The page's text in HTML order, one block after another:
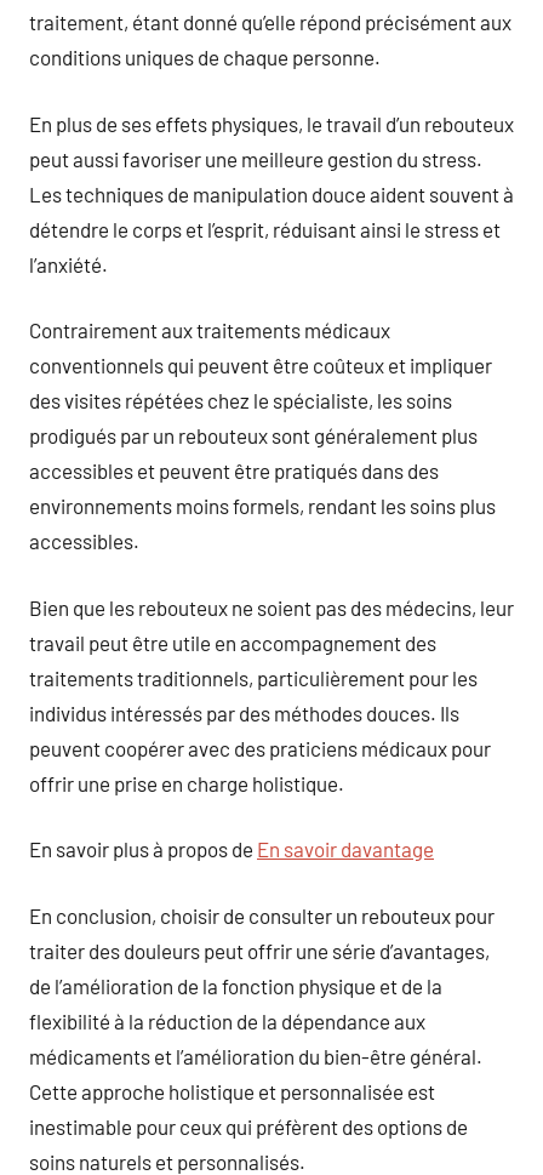
traitement, étant donné qu’elle répond précisément aux
conditions uniques de chaque personne.
En plus de ses effets physiques, le travail d’un rebouteux
peut aussi favoriser une meilleure gestion du stress.
Les techniques de manipulation douce aident souvent à
détendre le corps et l’esprit, réduisant ainsi le stress et
l’anxiété.
Contrairement aux traitements médicaux
conventionnels qui peuvent être coûteux et impliquer
des visites répétées chez le spécialiste, les soins
prodigués par un rebouteux sont généralement plus
accessibles et peuvent être pratiqués dans des
environnements moins formels, rendant les soins plus
accessibles.
Bien que les rebouteux ne soient pas des médecins, leur
travail peut être utile en accompagnement des
traitements traditionnels, particulièrement pour les
individus intéressés par des méthodes douces. Ils
peuvent coopérer avec des praticiens médicaux pour
offrir une prise en charge holistique.
En savoir plus à propos de En savoir davantage
En conclusion, choisir de consulter un rebouteux pour
traiter des douleurs peut offrir une série d’avantages,
de l’amélioration de la fonction physique et de la
flexibilité à la réduction de la dépendance aux
médicaments et l’amélioration du bien-être général.
Cette approche holistique et personnalisée est
inestimable pour ceux qui préfèrent des options de
soins naturels et personnalisés.